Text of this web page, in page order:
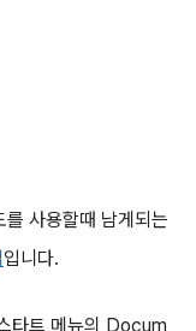
사용할때 남게되는
입니다.
타트 메뉴의 Docum